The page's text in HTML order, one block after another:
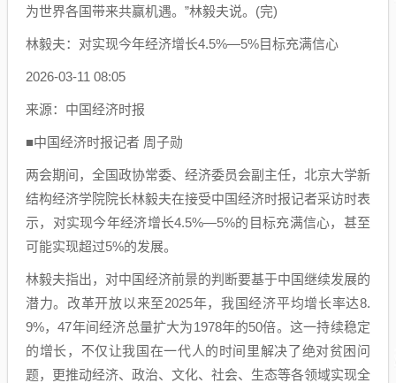
为世界各国带来共赢机遇。”林毅夫说。(完)
林毅夫：对实现今年经济增长4.5%—5%目标充满信心
2026-03-11 08:05
来源：中国经济时报
■中国经济时报记者 周子勋
两会期间，全国政协常委、经济委员会副主任，北京大学新
结构经济学院院长林毅夫在接受中国经济时报记者采访时表
示，对实现今年经济增长4.5%—5%的目标充满信心，甚至
可能实现超过5%的发展。
林毅夫指出，对中国经济前景的判断要基于中国继续发展的
潜力。改革开放以来至2025年，我国经济平均增长率达8.
9%，47年间经济总量扩大为1978年的50倍。这一持续稳定
的增长，不仅让我国在一代人的时间里解决了绝对贫困问
题，更推动经济、政治、文化、社会、生态等各领域实现全